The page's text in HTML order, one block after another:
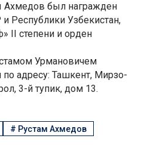
Ахмедов был награжден
Республики Узбекистан,
II степени и орден
Урмановичем
по адресу: Ташкент, Мирзо-
3-й тупик, дом 13.
# Рустам Ахмедов